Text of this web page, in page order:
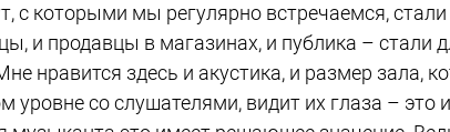
с которыми мы регулярно встречаемся,
и продавцы в магазинах, и публика –
нравится здесь и акустика, и размер зала,
уровне со слушателями, видит их глаза – это